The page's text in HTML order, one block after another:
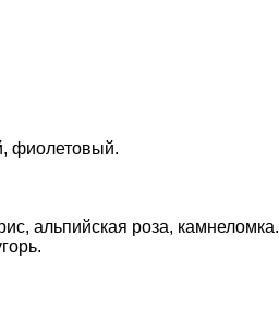
фиолетовый.
альпийская роза, камнеломка.